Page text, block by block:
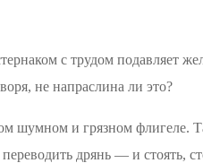
с трудом подавляет
не напраслина ли это?
и грязном флигеле.
дрянь — и стоять,